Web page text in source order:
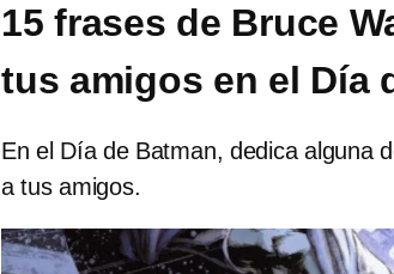
15 frases de Bruce
tus amigos en el Día
En el Día de Batman, dedica alguna
a tus amigos.